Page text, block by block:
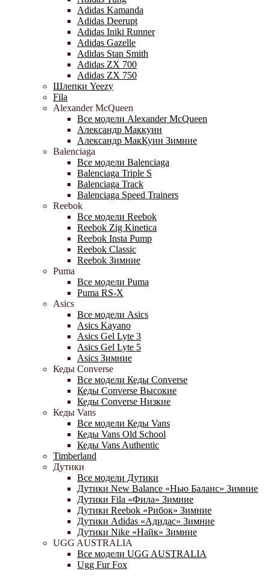
Adidas Kamanda
Adidas Deerupt
Adidas Iniki Runner
Adidas Gazelle
Adidas Stan Smith
Adidas ZX 700
Adidas ZX 750
Шлепки Yeezy
Fila
Alexander McQueen
Все модели Alexander McQueen
Александр Маккуин
Александр МакКуин Зимние
Balenciaga
Все модели Balenciaga
Balenciaga Triple S
Balenciaga Track
Balenciaga Speed Trainers
Reebok
Все модели Reebok
Reebok Zig Kinetica
Reebok Insta Pump
Reebok Classic
Reebok Зимние
Puma
Все модели Puma
Puma RS-X
Asics
Все модели Asics
Asics Kayano
Asics Gel Lyte 3
Asics Gel Lyte 5
Asics Зимние
Кеды Converse
Все модели Кеды Converse
Кеды Converse Высокие
Кеды Converse Низкие
Кеды Vans
Все модели Кеды Vans
Кеды Vans Old School
Кеды Vans Authentic
Timberland
Дутики
Все модели Дутики
Дутики New Balance «Нью Баланс» Зимние
Дутики Fila «Фила» Зимние
Дутики Reebok «Рибок» Зимние
Дутики Adidas «Адидас» Зимние
Дутики Nike «Найк» Зимние
UGG AUSTRALIA
Все модели UGG AUSTRALIA
Ugg Fur Fox